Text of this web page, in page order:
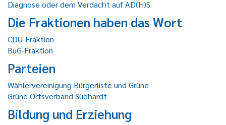
Diagnose oder dem Verdacht auf AD(H)S
Die Fraktionen haben das Wort
CDU-Fraktion
BuG-Fraktion
Parteien
Wählervereinigung Bürgerliste und Grüne
Grüne Ortsverband Südhardt
Bildung und Erziehung